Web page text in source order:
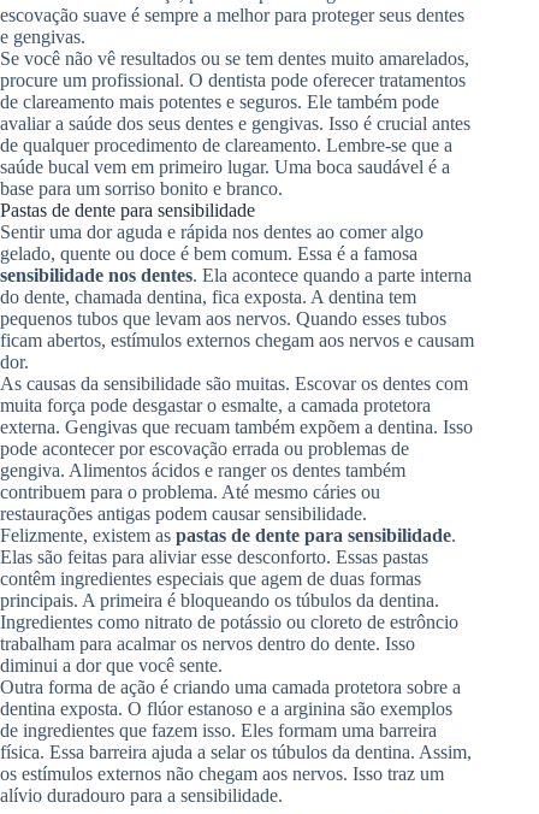
escovação suave é sempre a melhor para proteger seus dentes
e gengivas.
Se você não vê resultados ou se tem dentes muito amarelados,
procure um profissional. O dentista pode oferecer tratamentos
de clareamento mais potentes e seguros. Ele também pode
avaliar a saúde dos seus dentes e gengivas. Isso é crucial antes
de qualquer procedimento de clareamento. Lembre-se que a
saúde bucal vem em primeiro lugar. Uma boca saudável é a
base para um sorriso bonito e branco.
Pastas de dente para sensibilidade
Sentir uma dor aguda e rápida nos dentes ao comer algo
gelado, quente ou doce é bem comum. Essa é a famosa
sensibilidade nos dentes. Ela acontece quando a parte interna
do dente, chamada dentina, fica exposta. A dentina tem
pequenos tubos que levam aos nervos. Quando esses tubos
ficam abertos, estímulos externos chegam aos nervos e causam
dor.
As causas da sensibilidade são muitas. Escovar os dentes com
muita força pode desgastar o esmalte, a camada protetora
externa. Gengivas que recuam também expõem a dentina. Isso
pode acontecer por escovação errada ou problemas de
gengiva. Alimentos ácidos e ranger os dentes também
contribuem para o problema. Até mesmo cáries ou
restaurações antigas podem causar sensibilidade.
Felizmente, existem as pastas de dente para sensibilidade.
Elas são feitas para aliviar esse desconforto. Essas pastas
contêm ingredientes especiais que agem de duas formas
principais. A primeira é bloqueando os túbulos da dentina.
Ingredientes como nitrato de potássio ou cloreto de estrôncio
trabalham para acalmar os nervos dentro do dente. Isso
diminui a dor que você sente.
Outra forma de ação é criando uma camada protetora sobre a
dentina exposta. O flúor estanoso e a arginina são exemplos
de ingredientes que fazem isso. Eles formam uma barreira
física. Essa barreira ajuda a selar os túbulos da dentina. Assim,
os estímulos externos não chegam aos nervos. Isso traz um
alívio duradouro para a sensibilidade.